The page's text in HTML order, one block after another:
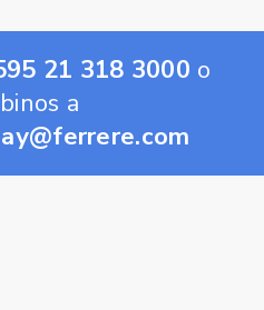
21 318 3000 o
a